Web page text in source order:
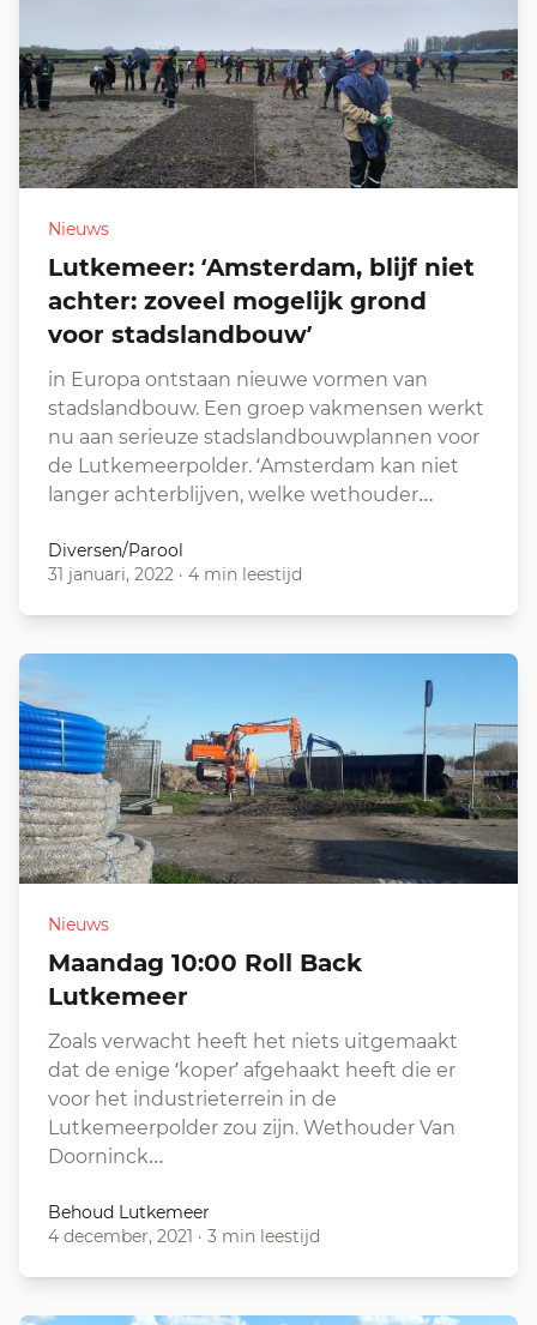
Nieuws
Lutkemeer: ‘Amsterdam, blijf niet
achter: zoveel mogelijk grond
voor stadslandbouw’
in Europa ontstaan nieuwe vormen van
stadslandbouw. Een groep vakmensen werkt
nu aan serieuze stadslandbouw­plannen voor
de Lutkemeerpolder. ‘Amsterdam kan niet
langer achterblijven, welke wethouder…
Diversen/Parool
31 januari, 2022 · 4 min leestijd
Nieuws
Maandag 10:00 Roll Back
Lutkemeer
Zoals verwacht heeft het niets uitgemaakt
dat de enige ‘koper’ afgehaakt heeft die er
voor het industrieterrein in de
Lutkemeerpolder zou zijn. Wethouder Van
Doorninck…
Behoud Lutkemeer
4 december, 2021 · 3 min leestijd